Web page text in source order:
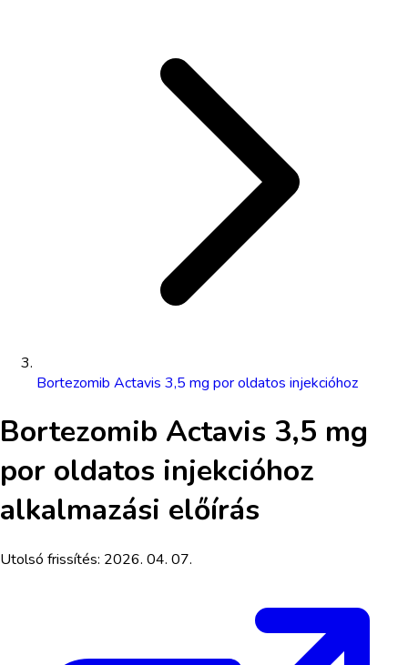
Bortezomib Actavis 3,5 mg por oldatos injekcióhoz
Bortezomib Actavis 3,5 mg
por oldatos injekcióhoz
alkalmazási előírás
Utolsó frissítés: 2026. 04. 07.